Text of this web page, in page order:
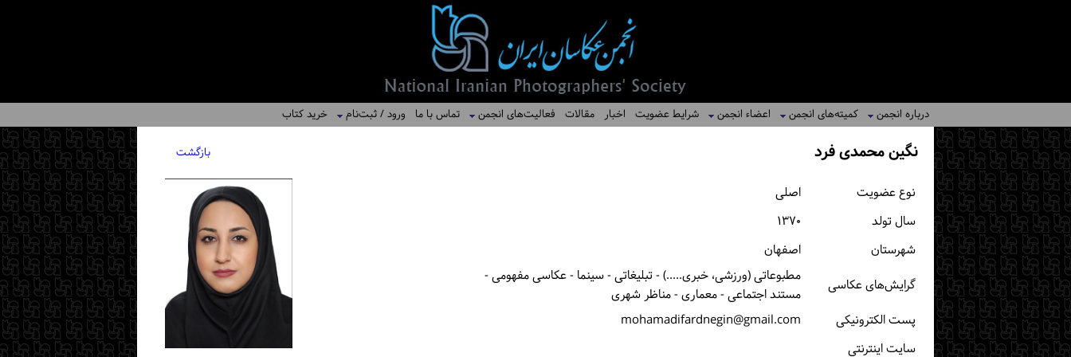
درباره انجمن کمیته‌های انجمن اعضاء انجمن شرایط عضویت اخبار مقالات فعالیت‌های انجمن تماس با ما ورود / ثبت‌نام خرید کتاب
نگین محمدی فرد بازگشت
نوع عضویت
اصلی
سال تولد
۱۳۷۰
شهرستان
اصفهان
گرایش‌های عکاسی
مطبوعاتی (ورزشی، خبری.....) - تبلیغاتی - سینما - عکاسی مفهومی -
مستند اجتماعی - معماری - مناظر شهری
پست الكترونیكی
mohamadifardnegin@gmail.com
سایت اینترنتی